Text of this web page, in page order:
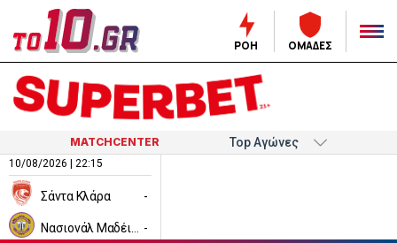
ΡΟΗ ΟΜΑΔΕΣ
MATCHCENTER
10/08/2026 | 22:15
Σάντα Κλάρα -
-